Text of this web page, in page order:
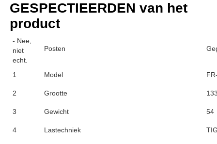
GESPECTIEERDEN van het
product
- Nee,
niet
echt.
Posten
1 Model
2 Grootte
3 Gewicht 54
4 Lastechniek